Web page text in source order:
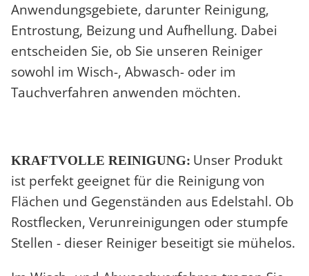
Anwendungsgebiete, darunter Reinigung,
Entrostung, Beizung und Aufhellung. Dabei
entscheiden Sie, ob Sie unseren Reiniger
sowohl im Wisch-, Abwasch- oder im
Tauchverfahren anwenden möchten.
KRAFTVOLLE REINIGUNG: Unser Produkt
ist perfekt geeignet für die Reinigung von
Flächen und Gegenständen aus Edelstahl. Ob
Rostflecken, Verunreinigungen oder stumpfe
Stellen - dieser Reiniger beseitigt sie mühelos.